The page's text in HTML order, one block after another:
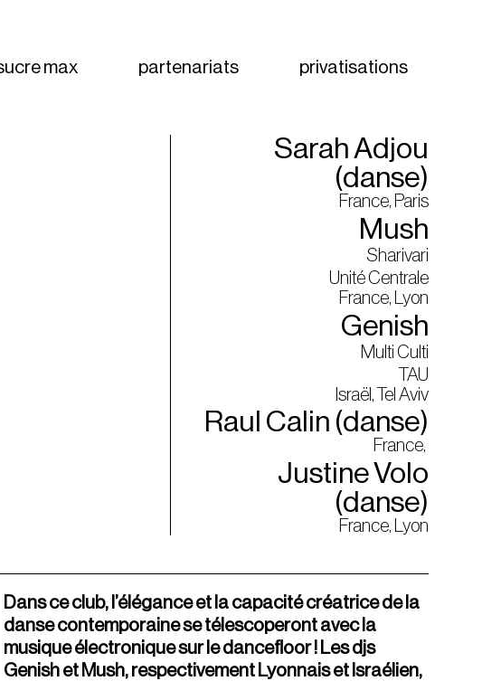
max partenariats privatisations
Sarah Adjou
(danse)
France, Paris
Mush
Sharivari
Unité Centrale
France, Lyon
Genish
Multi Culti
TAU
Israël, Tel Aviv
Raul Calin (danse)
France,
Justine Volo
(danse)
France, Lyon
Dans ce club, l’élégance et la capacité créatrice de la
danse contemporaine se télescoperont avec la
musique électronique sur le dancefloor ! Les djs
Genish et Mush, respectivement Lyonnais et Israélien,